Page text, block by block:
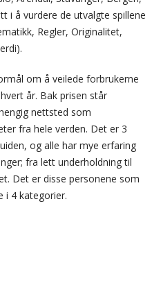
i å vurdere de utvalgte spillene
Regler, Originalitet,
om å veilede forbrukerne
år. Bak prisen står
nettsted som
fra hele verden. Det er 3
og alle har mye erfaring
fra lett underholdning til
Det er disse personene som
i 4 kategorier.